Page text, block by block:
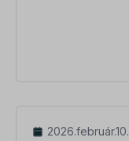
2026.február.10.